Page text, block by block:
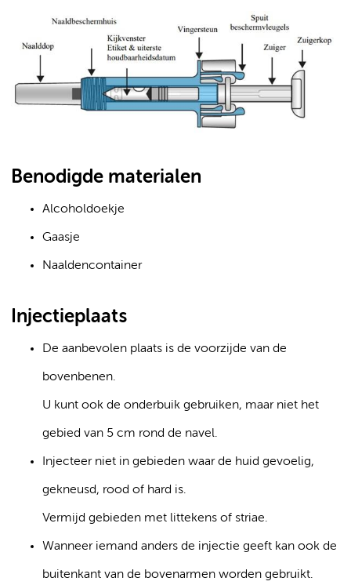
Benodigde materialen
Alcoholdoekje
Gaasje
Naaldencontainer
Injectieplaats
De aanbevolen plaats is de voorzijde van de
bovenbenen.
U kunt ook de onderbuik gebruiken, maar niet het
gebied van 5 cm rond de navel.
Injecteer niet in gebieden waar de huid gevoelig,
gekneusd, rood of hard is.
Vermijd gebieden met littekens of striae.
Wanneer iemand anders de injectie geeft kan ook de
buitenkant van de bovenarmen worden gebruikt.